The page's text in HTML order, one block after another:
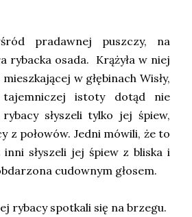
pradawnej puszczy, na
rybacka osada. Krążyła w niej
w głębinach Wisły,
istoty dotąd nie
rybacy słyszeli tylko jej śpiew,
z połowów. Jedni mówili, że to
słyszeli jej śpiew z bliska i
cudownym głosem.
rybacy spotkali się na brzegu.